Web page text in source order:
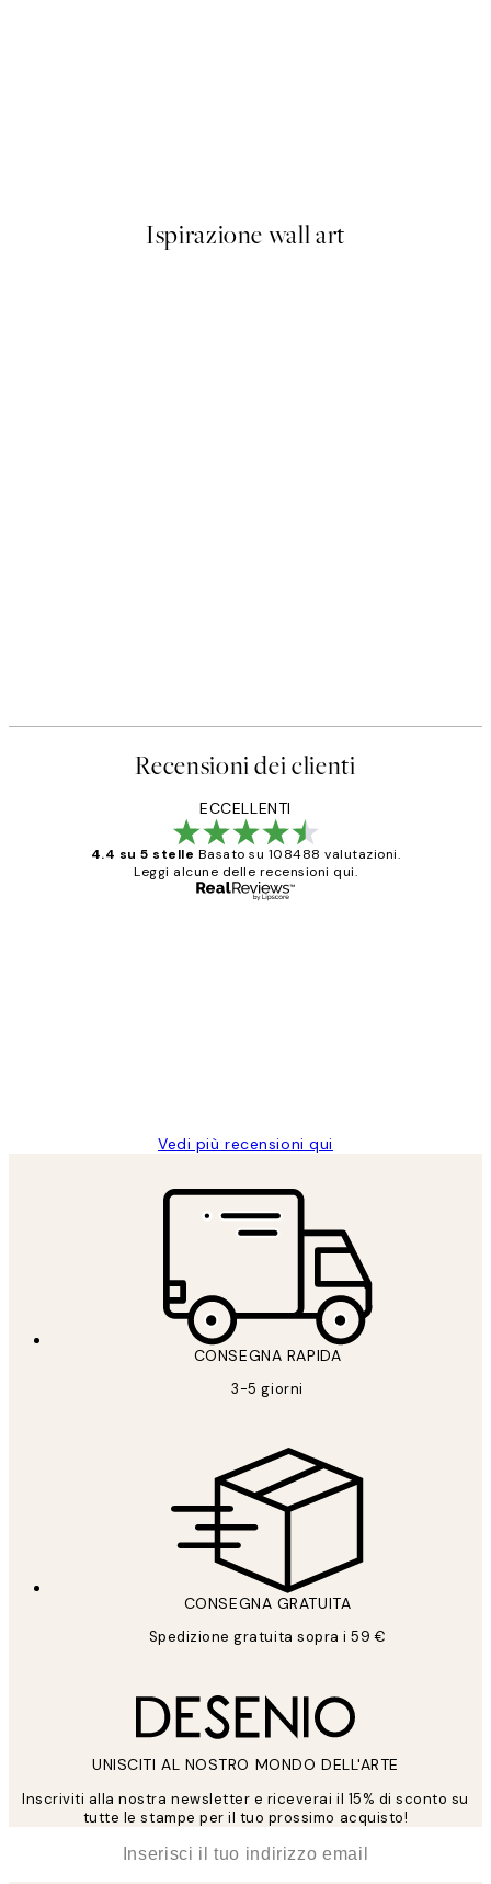
Ispirazione wall art
Recensioni dei clienti
ECCELLENTI
4.4 su 5 stelle Basato su 108488 valutazioni.
Leggi alcune delle recensioni qui.
Vedi più recensioni qui
CONSEGNA RAPIDA
3-5 giorni
CONSEGNA GRATUITA
Spedizione gratuita sopra i 59 €
UNISCITI AL NOSTRO MONDO DELL'ARTE
Inscriviti alla nostra newsletter e riceverai il 15% di sconto su
tutte le stampe per il tuo prossimo acquisto!